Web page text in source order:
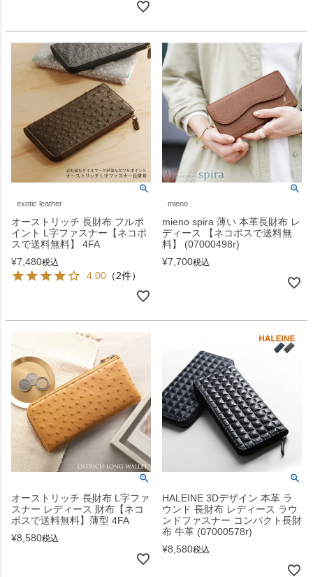
exotic leather
オーストリッチ 長財布 フルポ
イント L字ファスナー【ネコポ
スで送料無料】 4FA
¥7,480税込
4.00 （2件）
mieno
mieno spira 薄い 本革長財布 レ
ディース 【ネコポスで送料無
料】 (07000498r)
¥7,700税込
オーストリッチ 長財布 L字ファ
スナー レディース 財布【ネコ
ポスで送料無料】薄型 4FA
¥8,580税込
HALEINE 3Dデザイン 本革 ラ
ウンド 長財布 レディース ラウ
ンドファスナー コンパクト長財
布 牛革 (07000578r)
¥8,580税込